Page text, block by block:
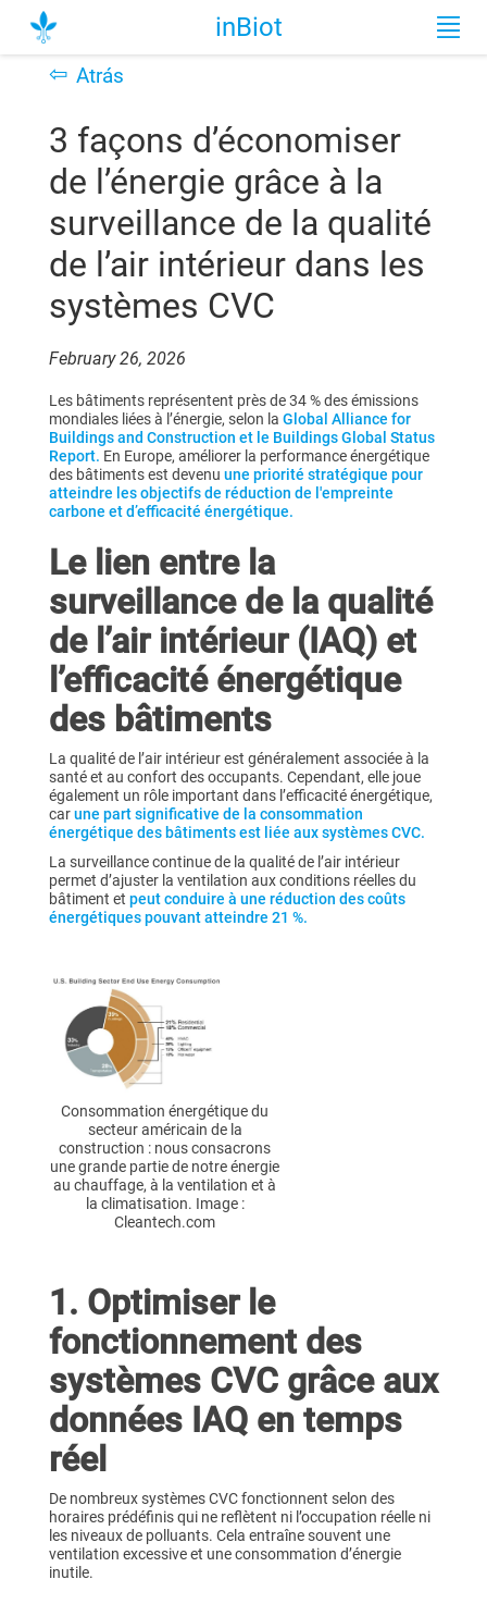
inBiot
⇦ Atrás
3 façons d’économiser
de l’énergie grâce à la
surveillance de la qualité
de l’air intérieur dans les
systèmes CVC
February 26, 2026
Les bâtiments représentent près de 34 % des émissions
mondiales liées à l’énergie, selon la Global Alliance for
Buildings and Construction et le Buildings Global Status
Report. En Europe, améliorer la performance énergétique
des bâtiments est devenu une priorité stratégique pour
atteindre les objectifs de réduction de l'empreinte
carbone et d’efficacité énergétique.
Le lien entre la
surveillance de la qualité
de l’air intérieur (IAQ) et
l’efficacité énergétique
des bâtiments
La qualité de l’air intérieur est généralement associée à la
santé et au confort des occupants. Cependant, elle joue
également un rôle important dans l’efficacité énergétique,
carune part significative de la consommation
énergétique des bâtiments est liée aux systèmes CVC.
La surveillance continue de la qualité de l’air intérieur
permet d’ajuster la ventilation aux conditions réelles du
bâtiment et peut conduire à une réduction des coûts
énergétiques pouvant atteindre 21 %.
Consommation énergétique du
secteur américain de la
construction : nous consacrons
une grande partie de notre énergie
au chauffage, à la ventilation et à
la climatisation. Image :
Cleantech.com
1. Optimiser le
fonctionnement des
systèmes CVC grâce aux
données IAQ en temps
réel
De nombreux systèmes CVC fonctionnent selon des
horaires prédéfinis qui ne reflètent ni l’occupation réelle ni
les niveaux de polluants. Cela entraîne souvent une
ventilation excessive et une consommation d’énergie
inutile.